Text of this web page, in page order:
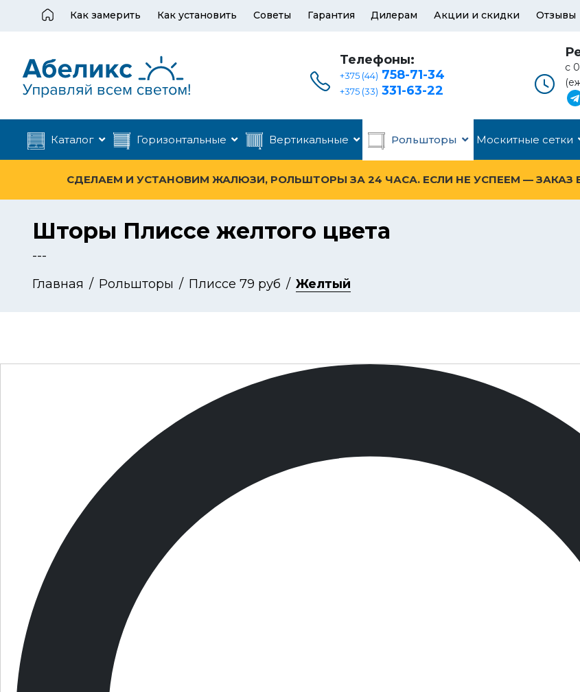
Как замерить Как установить Советы Гарантия Дилерам Акции и скидки Отзывы
Телефоны:
+375 (44) 758-71-34
+375 (33) 331-63-22
с
Каталог Горизонтальные Вертикальные Рольшторы Москитные сетки
СДЕЛАЕМ И УСТАНОВИМ ЖАЛЮЗИ, РОЛЬШТОРЫ ЗА 24 ЧАСА. ЕСЛИ НЕ УСПЕЕМ — ЗАКАЗ
Шторы Плиссе желтого цвета
---
Главная
Рольшторы Плиссе 79 руб Желтый